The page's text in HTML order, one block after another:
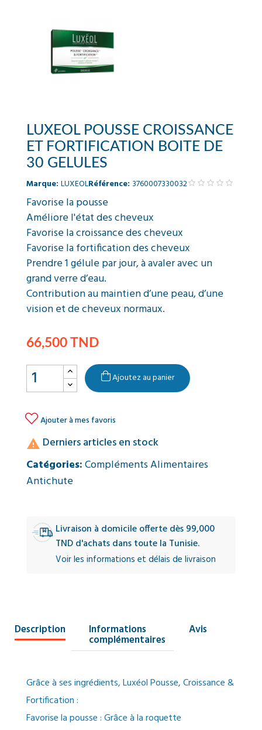
LUXEOL POUSSE CROISSANCE
ET FORTIFICATION BOITE DE
30 GELULES
Marque: LUXEOLRéférence: 3760007330032
Favorise la pousse
Améliore l'état des cheveux
Favorise la croissance des cheveux
Favorise la fortification des cheveux
Prendre 1 gélule par jour, à avaler avec un
grand verre d’eau.
Contribution au maintien d’une peau, d’une
vision et de cheveux normaux.
66,500 TND
Ajoutez au panier
Ajouter à mes favoris
 Derniers articles en stock
Catégories:Compléments Alimentaires
Antichute
Livraison à domicile offerte dès 99,000
TND d'achats dans toute la Tunisie.
Voir les informations et délais de livraison
Description Informations
complémentaires
Avis
Grâce à ses ingrédients, Luxéol Pousse, Croissance &
Fortification :
Favorise la pousse : Grâce à la roquette